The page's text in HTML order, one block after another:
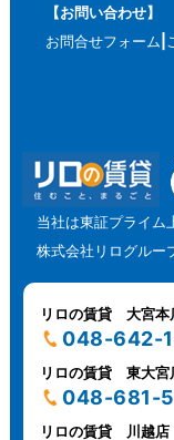
【お問い合わせ】
お問合せフォーム
当社は東証プライム
株式会社リログルー
リロの賃貸 大宮本
048-642-
リロの賃貸 東大宮
048-681-
リロの賃貸 川越店